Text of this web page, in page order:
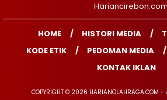
Hariancirebon.com
HOME HISTORI MEDIA
KODE ETIK
PEDOMAN MEDIA
KONTAK IKLAN
COPYRIGHT © 2026 HARIANOLAHRAGA.COM -